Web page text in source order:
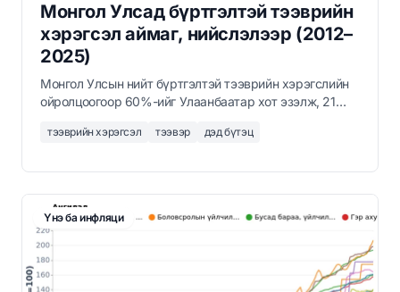
Монгол Улсад бүртгэлтэй тээврийн
хэрэгсэл аймаг, нийслэлээр (2012–
2025)
Монгол Улсын нийт бүртгэлтэй тээврийн хэрэгслийн
ойролцоогоор 60%-ийг Улаанбаатар хот эзэлж, 21
2012–2025 оны бүх аймаг, нийслэлийн жилийн
тээврийн хэрэгсэл тээвэр дэд бүтэц
Үнэ ба инфляци